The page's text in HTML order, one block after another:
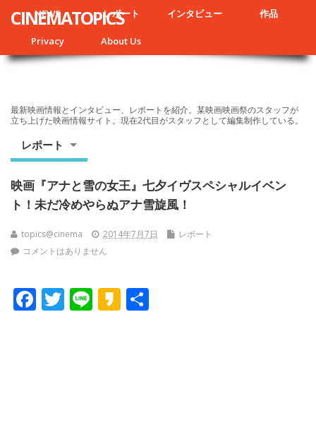
NEWS レポート インタビュー 作品
Privacy About Us
CINEMATOPICS
最新映画情報とインタビュー、レポートを紹介。某映画映画祭のスタッフが
立ち上げた映画情報サイト。現在2代目がスタッフとして編集制作している。
レポート
映画『アナと雪の女王』七夕イヴスペシャルイベン
ト！未だ冷めやらぬアナ雪旋風！
topics@cinema 2014年7月7日
レポート
コメントはありません
F T Li K